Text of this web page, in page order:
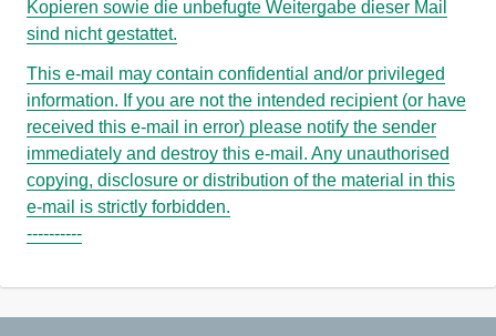
Kopieren sowie die unbefugte Weitergabe dieser Mail
sind nicht gestattet.
This e-mail may contain confidential and/or privileged
information. If you are not the intended recipient (or have
received this e-mail in error) please notify the sender
immediately and destroy this e-mail. Any unauthorised
copying, disclosure or distribution of the material in this
e-mail is strictly forbidden.